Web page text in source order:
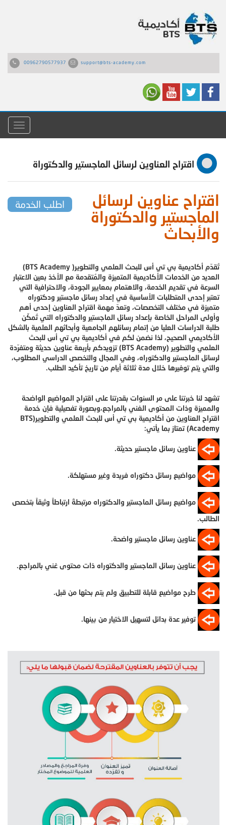
00962790577937 support@bts-academy.com
القائمة
اقتراح العناوين لرسائل الماجستير والدكتوراة
اطلب الخدمة
اقتراح عناوين لرسائل
الماجستير والدكتوراة
والأبحاث
تُقدّم أكاديمية بي تي أس للبحث العلمي والتطوير( BTS Academy)
العديد من الخدمات الأكاديمية المتميزة والمُتقدمة مع الأخذ بعين الاعتبار
السرعة في تقديم الخدمة، والاهتمام بمعايير الجودة، والاحترافية التي
تعتبر إحدى المتطلبات الأساسية في إعداد رسائل ماجستير ودكتوراه
متميزة في مختلف التخصصات، وتعدّ مهمة اقتراح العناوين إحدى أهم
وأولى المراحل الخاصة بإعداد رسائل الماجستير والدكتوراه التي تُمكّن
طلبة الدراسات العليا من إتمام رسائلهم الجامعية وأبحاثهم العلمية بالشكل
الأكاديمي الصحيح، لذا نضمن لكم في أكاديمية بي تي أس للبحث
العلمي والتطوير (BTS Academy) تزويدكم بأربعة عناوين حديثة ومتفرّدة
لرسائل الماجستير والدكتوراه، وفي المجال والتخصص الدراسي المطلوب،
والتي يتم توفيرها خلال مدة ثلاثة أيام من تاريخ تأكيد الطلب.
تشهد لنا خبرتنا على مر السنوات بقدرتنا على اقتراح المواضيع الواضحة
والمميزة وذات المحتوى الغني بالمراجع،وبصورة تفصيلية فإن خدمة
اقتراح العناوين من أكاديمية بي تي أس للبحث العلمي والتطوير(BTS
Academy) تمتاز بما يأتي:
​ عناوين رسائل ماجستير حديثة.
مواضيع رسائل دكتوراه فريدة وغير مستهلكة.
مواضيع رسائل الماجستير والدكتوراه مرتبطةً ارتباطاً وثيقاً بتخصص
الطالب.
عناوين رسائل ماجستير واضحة.
عناوين رسائل الماجستير والدكتوراه ذات محتوى غني بالمراجع.
طرح مواضيع قابلة للتطبيق ولم يتم بحثها من قبل.
توفير عدة بدائل لتسهيل الاختيار من بينها.